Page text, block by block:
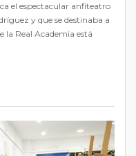
el espectacular anfiteatro
y que se destinaba a
la Real Academia está